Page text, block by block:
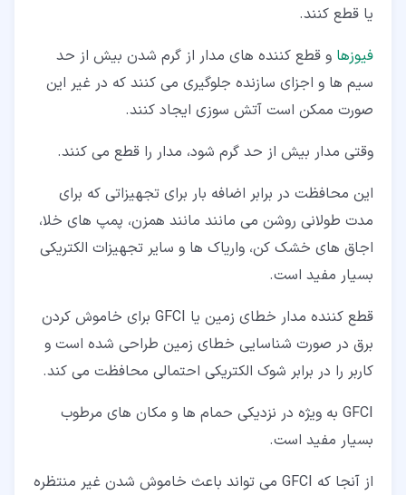
یا قطع کنند.
فیوزها و قطع کننده های مدار از گرم شدن بیش از حد
سیم ها و اجزای سازنده جلوگیری می کنند که در غیر این
صورت ممکن است آتش سوزی ایجاد کنند.
وقتی مدار بیش از حد گرم شود، مدار را قطع می کنند.
این محافظت در برابر اضافه بار برای تجهیزاتی که برای
مدت طولانی روشن می مانند مانند همزن، پمپ های خلا،
اجاق های خشک کن، واریاک ها و سایر تجهیزات الکتریکی
بسیار مفید است.
قطع کننده مدار خطای زمین یا GFCI برای خاموش کردن
برق در صورت شناسایی خطای زمین طراحی شده است و
کاربر را در برابر شوک الکتریکی احتمالی محافظت می کند.
GFCI به ویژه در نزدیکی حمام ها و مکان های مرطوب
بسیار مفید است.
از آنجا که GFCI می تواند باعث خاموش شدن غیر منتظره